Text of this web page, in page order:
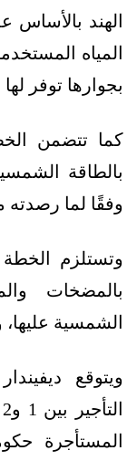
الهند
المياه
بجوارها توفر لها
بالطاقة
وفقًا لما
وتستلزم
بالمضخات
الشمسية عليها،
ويتوقع
المستأجرة